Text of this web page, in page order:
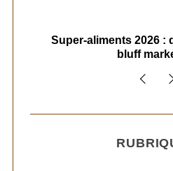
Super-aliments 2026 :
bluff